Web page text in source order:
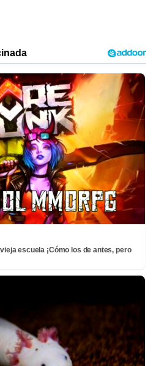
escuela ¡Cómo los de antes, pero